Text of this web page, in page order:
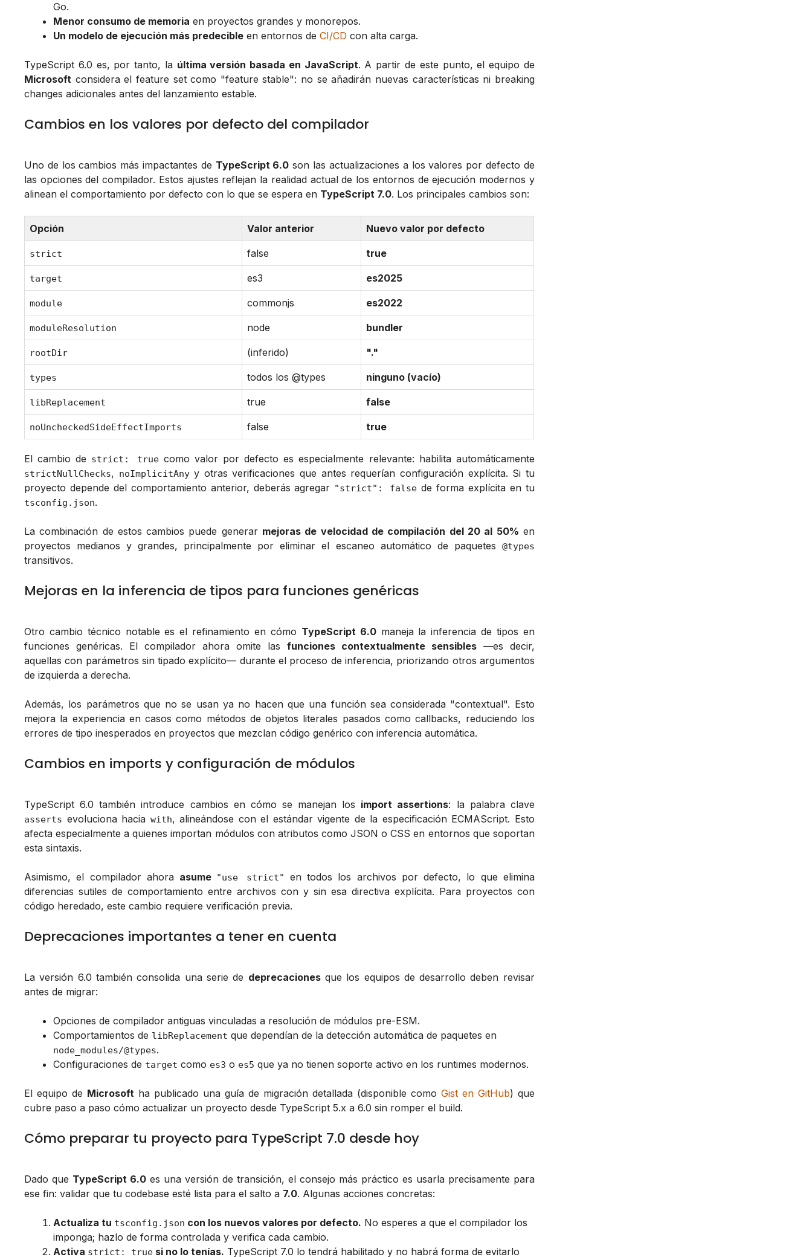
Go.
Menor consumo de memoria en proyectos grandes y monorepos.
Un modelo de ejecución más predecible en entornos de CI/CD con alta carga.
TypeScript 6.0 es, por tanto, la última versión basada en JavaScript. A partir de este punto, el equipo de
Microsoft considera el feature set como "feature stable": no se añadirán nuevas características ni breaking
changes adicionales antes del lanzamiento estable.
Cambios en los valores por defecto del compilador
Uno de los cambios más impactantes de TypeScript 6.0 son las actualizaciones a los valores por defecto de
las opciones del compilador. Estos ajustes reflejan la realidad actual de los entornos de ejecución modernos y
alinean el comportamiento por defecto con lo que se espera en TypeScript 7.0. Los principales cambios son:
Opción Valor anterior Nuevo valor por defecto
strict false true
target es3 es2025
module commonjs es2022
moduleResolution node bundler
rootDir (inferido) "."
types todos los @types ninguno (vacío)
libReplacement true false
noUncheckedSideEffectImports false true
El cambio de strict: truecomo valor por defecto es especialmente relevante: habilita automáticamente
strictNullChecks, noImplicitAnyy otras verificaciones que antes requerían configuración explícita. Si tu
proyecto depende del comportamiento anterior, deberás agregar "strict": false de forma explícita en tu
tsconfig.json.
La combinación de estos cambios puede generar mejoras de velocidad de compilación del 20 al 50% en
proyectos medianos y grandes, principalmente por eliminar el escaneo automático de paquetes @types
transitivos.
Mejoras en la inferencia de tipos para funciones genéricas
Otro cambio técnico notable es el refinamiento en cómo TypeScript 6.0maneja la inferencia de tipos en
funciones genéricas. El compilador ahora omite las funciones contextualmente sensibles—es decir,
aquellas con parámetros sin tipado explícito— durante el proceso de inferencia, priorizando otros argumentos
de izquierda a derecha.
Además, los parámetros que no se usan ya no hacen que una función sea considerada "contextual". Esto
mejora la experiencia en casos como métodos de objetos literales pasados como callbacks, reduciendo los
errores de tipo inesperados en proyectos que mezclan código genérico con inferencia automática.
Cambios en imports y configuración de módulos
TypeScript 6.0 también introduce cambios en cómo se manejan los import assertions: la palabra clave
asserts evoluciona hacia with, alineándose con el estándar vigente de la especificación ECMAScript. Esto
afecta especialmente a quienes importan módulos con atributos como JSON o CSS en entornos que soportan
esta sintaxis.
Asimismo, el compilador ahora asume "use strict"
en todos los archivos por defecto, lo que elimina
diferencias sutiles de comportamiento entre archivos con y sin esa directiva explícita. Para proyectos con
código heredado, este cambio requiere verificación previa.
Deprecaciones importantes a tener en cuenta
La versión 6.0 también consolida una serie de deprecacionesque los equipos de desarrollo deben revisar
antes de migrar:
Opciones de compilador antiguas vinculadas a resolución de módulos pre-ESM.
Comportamientos de libReplacement que dependían de la detección automática de paquetes en
node_modules/@types.
Configuraciones de target como es3 o es5 que ya no tienen soporte activo en los runtimes modernos.
El equipo de Microsoftha publicado una guía de migración detallada (disponible como Gist en GitHub) que
cubre paso a paso cómo actualizar un proyecto desde TypeScript 5.x a 6.0 sin romper el build.
Cómo preparar tu proyecto para TypeScript 7.0 desde hoy
Dado que TypeScript 6.0es una versión de transición, el consejo más práctico es usarla precisamente para
ese fin: validar que tu codebase esté lista para el salto a 7.0. Algunas acciones concretas:
Actualiza tu tsconfig.json con los nuevos valores por defecto. No esperes a que el compilador los
imponga; hazlo de forma controlada y verifica cada cambio.
Activa strict: true si no lo tenías. TypeScript 7.0 lo tendrá habilitado y no habrá forma de evitarlo